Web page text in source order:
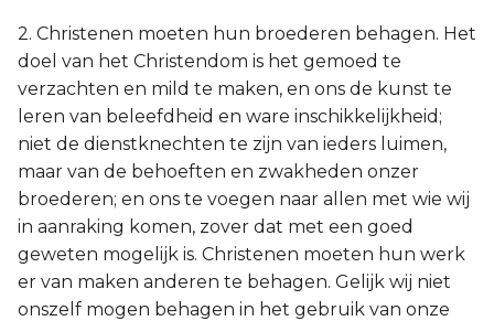
2. Christenen moeten hun broederen behagen. Het
doel van het Christendom is het gemoed te
verzachten en mild te maken, en ons de kunst te
leren van beleefdheid en ware inschikkelijkheid;
niet de dienstknechten te zijn van ieders luimen,
maar van de behoeften en zwakheden onzer
broederen; en ons te voegen naar allen met wie wij
in aanraking komen, zover dat met een goed
geweten mogelijk is. Christenen moeten hun werk
er van maken anderen te behagen. Gelijk wij niet
onszelf mogen behagen in het gebruik van onze